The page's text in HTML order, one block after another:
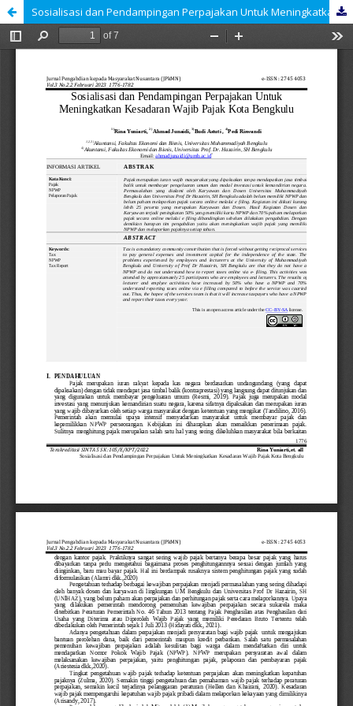
Sosialisasi dan Pendampingan Perpajakan Untuk Meningkatkan Kesadaran Wajib Pajak Kota Bengkulu